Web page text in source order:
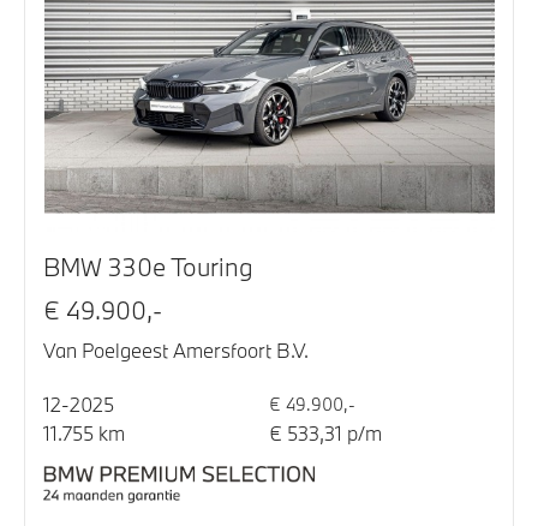
BMW 330e Touring
€ 49.900,-
Van Poelgeest Amersfoort B.V.
12-2025 € 49.900,-
11.755 km € 533,31 p/m